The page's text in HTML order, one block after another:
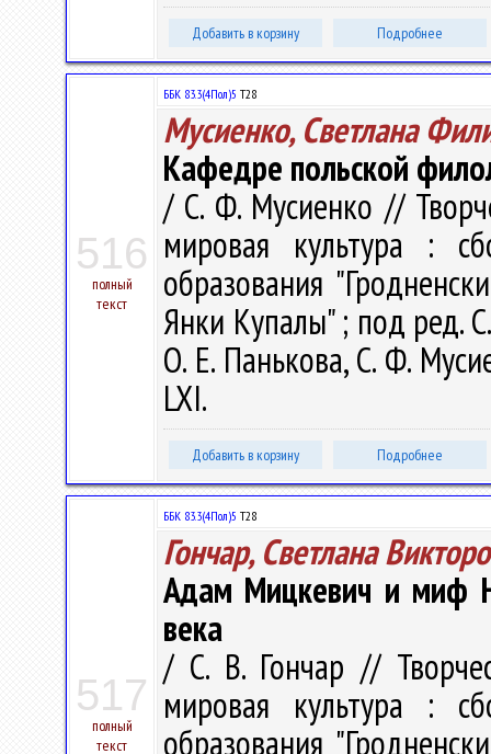
Добавить в корзину Подробнее
516
полный
текст
ББК 83.3(4Пол)5 Т28
Мусиенко, Светлана
Кафедре польской
/ С. Ф. Мусиенко //
мировая культура :
образования
Янки Купалы" ; под ред.
О. Е. Панькова, С. Ф.
LXI.
Добавить в корзину Подробнее
517
полный
текст
ББК 83.3(4Пол)5 Т28
Гончар, Светлана
Адам Мицкевич и миф
века
/ С. В. Гончар //
мировая культура :
образования